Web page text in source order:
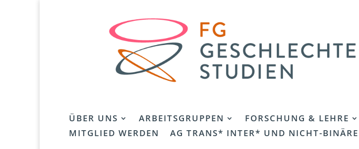
ÜBER UNS ARBEITSGRUPPEN FORSCHUNG & LEHRE
MITGLIED WERDEN
AG TRANS* INTER* UND NICHT-